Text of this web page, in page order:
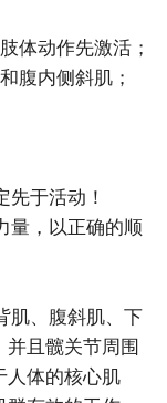
体动作先激活；
腹内侧斜肌；
于活动！
，以正确的顺
肌、腹斜肌、下
且髋关节周围
人体的核心肌